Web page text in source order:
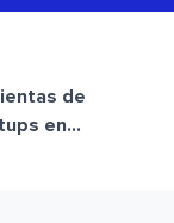
de
en...